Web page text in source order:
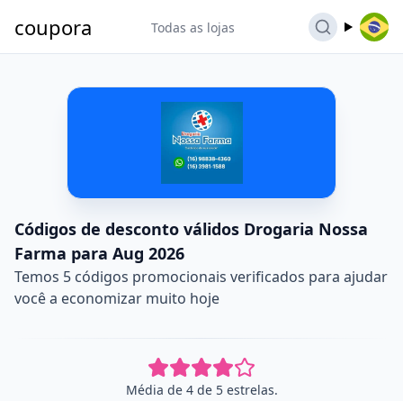
coupora Todas as lojas
Códigos de desconto válidos Drogaria Nossa
Farma para Aug 2026
Temos 5 códigos promocionais verificados para ajudar
você a economizar muito hoje
Média de 4 de 5 estrelas.